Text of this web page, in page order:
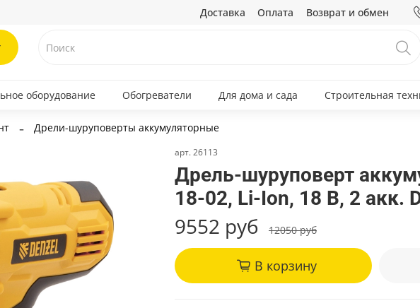
Доставка Оплата Возврат и обмен
оборудование Обогреватели Для дома и сада Строительная
Дрели-шуруповерты аккумуляторные
арт. 26113
Дрель-шуруповерт
18-02, Li-Ion, 18 В, 2 акк.
9552 руб 12050 руб
В корзину